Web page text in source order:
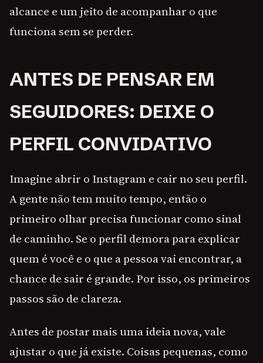
alcance e um jeito de acompanhar o que
funciona sem se perder.
ANTES DE PENSAR EM
SEGUIDORES: DEIXE O
PERFIL CONVIDATIVO
Imagine abrir o Instagram e cair no seu perfil.
A gente não tem muito tempo, então o
primeiro olhar precisa funcionar como sinal
de caminho. Se o perfil demora para explicar
quem é você e o que a pessoa vai encontrar, a
chance de sair é grande. Por isso, os primeiros
passos são de clareza.
Antes de postar mais uma ideia nova, vale
ajustar o que já existe. Coisas pequenas, como